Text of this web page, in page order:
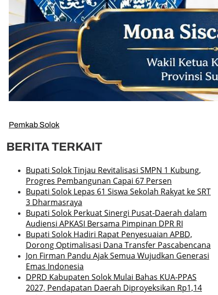
Pemkab Solok
BERITA TERKAIT
Bupati Solok Tinjau Revitalisasi SMPN 1 Kubung,
Progres Pembangunan Capai 67 Persen
Bupati Solok Lepas 61 Siswa Sekolah Rakyat ke SRT
3 Dharmasraya
Bupati Solok Perkuat Sinergi Pusat-Daerah dalam
Audiensi APKASI Bersama Pimpinan DPR RI
Bupati Solok Hadiri Rapat Penyesuaian APBD,
Dorong Optimalisasi Dana Transfer Pascabencana
Jon Firman Pandu Ajak Semua Wujudkan Generasi
Emas Indonesia
DPRD Kabupaten Solok Mulai Bahas KUA-PPAS
2027, Pendapatan Daerah Diproyeksikan Rp1,14